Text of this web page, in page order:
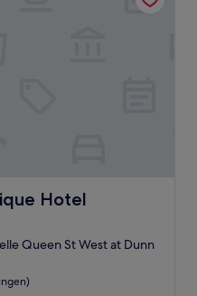
Hotel
Queen St West at Dunn